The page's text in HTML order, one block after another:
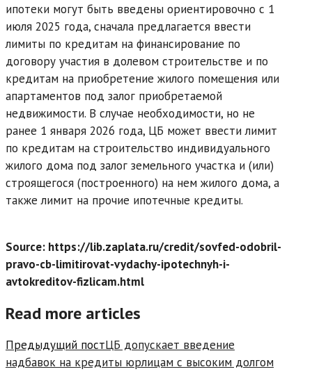
ипотеки могут быть введены ориентировочно с 1
июля 2025 года, сначала предлагается ввести
лимиты по кредитам на финансирование по
договору участия в долевом строительстве и по
кредитам на приобретение жилого помещения или
апартаментов под залог приобретаемой
недвижимости. В случае необходимости, но не
ранее 1 января 2026 года, ЦБ может ввести лимит
по кредитам на строительство индивидуального
жилого дома под залог земельного участка и (или)
строящегося (построенного) на нем жилого дома, а
также лимит на прочие ипотечные кредиты.
Source: https://lib.zaplata.ru/credit/sovfed-odobril-
pravo-cb-limitirovat-vydachy-ipotechnyh-i-
avtokreditov-fizlicam.html
Read more articles
Предыдущий постЦБ допускает введение
надбавок на кредиты юрлицам с высоким долгом